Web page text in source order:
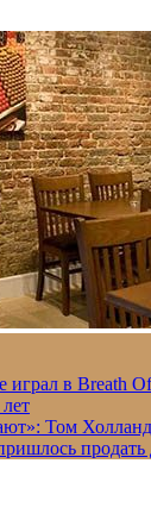
играл в Breath
Том
продать